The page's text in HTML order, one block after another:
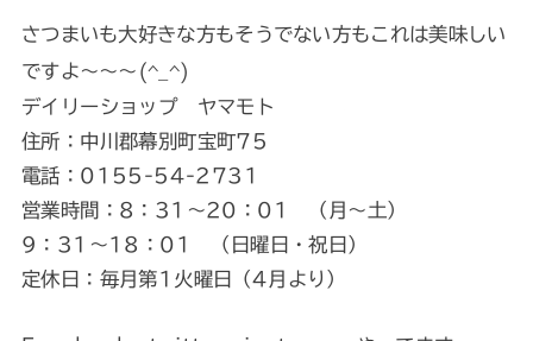
さつまいも大好きな方もそうでない方もこれは美味しい
ですよ～～～(^_^)
デイリーショップ ヤマモト
住所：中川郡幕別町宝町75
電話：0155-54-2731
営業時間：8：31～20：01 （月～土）
9：31～18：01 （日曜日・祝日）
定休日：毎月第1火曜日（4月より）